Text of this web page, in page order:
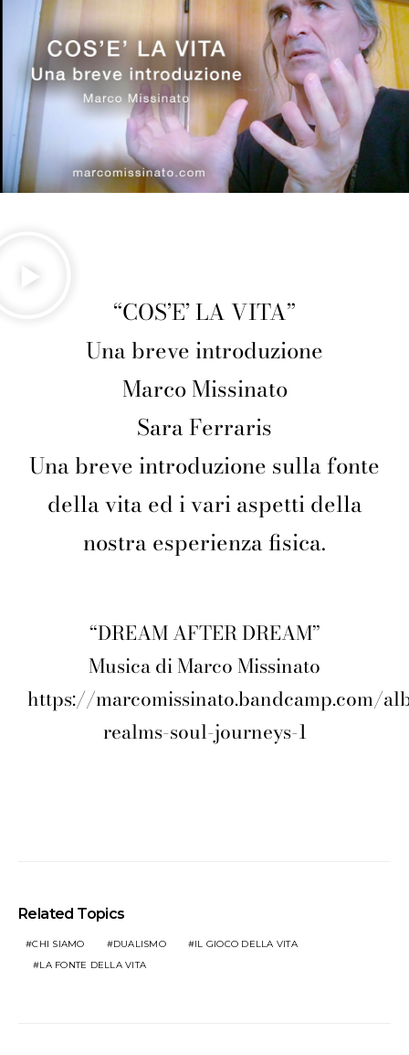
“COS’E’ LA VITA”
Una breve introduzione
Marco Missinato
Sara Ferraris
Una breve introduzione sulla fonte
della vita ed i vari aspetti della
nostra esperienza fisica.
“DREAM AFTER DREAM”
Musica di Marco Missinato
https://marcomissinato.bandcamp.com/
realms-soul-journeys-1
Related Topics
CHI SIAMO DUALISMO
IL GIOCO DELLA VITA
LA FONTE DELLA VITA